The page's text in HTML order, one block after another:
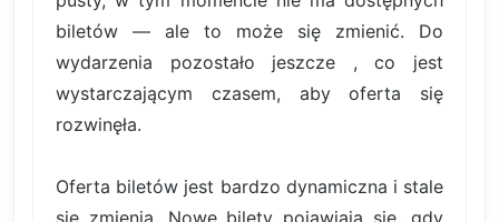
biletów — ale to może się zmienić. Do
wydarzenia pozostało jeszcze , co jest
wystarczającym czasem, aby oferta się
rozwinęła.
Oferta biletów jest bardzo dynamiczna i stale